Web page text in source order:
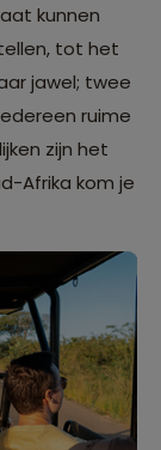
kunnen
tot het
jawel; twee
ruime
zijn het
Afrika kom je